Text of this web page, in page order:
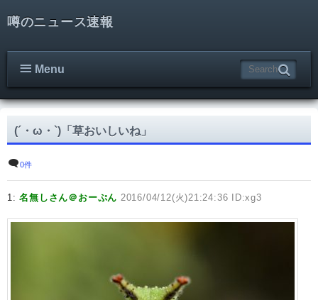
噂のニュース速報
Menu
(´・ω・`)「草おいしいね」
0件
1:名無しさん＠おーぷん 2016/04/12(火)21:24:36 ID:xg3